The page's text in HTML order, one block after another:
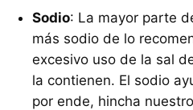
Sodio: La mayor parte
más sodio de lo
excesivo uso de la sal
la contienen. El sodio
por ende, hincha